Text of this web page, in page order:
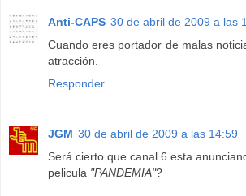
Anti-CAPS 30 de abril de 2009 a las
Cuando eres portador de malas
atracción.
Responder
JGM 30 de abril de 2009 a las 14:59
Será cierto que canal 6 esta
pelicula "PANDEMIA"?